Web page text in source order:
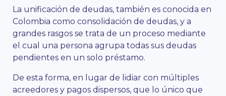
La unificación de deudas, también es conocida en
Colombia como consolidación de deudas, y a
grandes rasgos se trata de un proceso mediante
el cual una persona agrupa todas sus deudas
pendientes en un solo préstamo.
De esta forma, en lugar de lidiar con múltiples
acreedores y pagos dispersos, que lo único que